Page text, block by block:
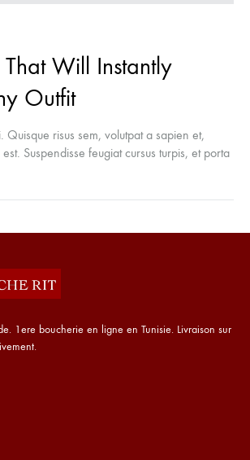
That Will Instantly
Outfit
Quisque risus sem, volutpat a sapien et,
Suspendisse feugiat cursus turpis, et porta
Nam felis ipsum, eleifend sit amet
1ere boucherie en ligne en Tunisie. Livraison sur